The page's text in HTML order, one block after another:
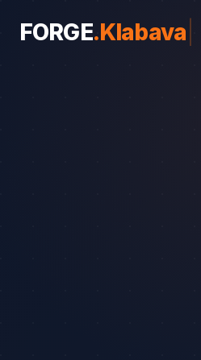
FORGE.Klabava